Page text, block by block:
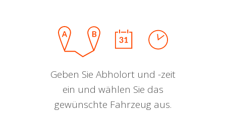
Geben Sie Abholort und -zeit
ein und wählen Sie das
gewünschte Fahrzeug aus.